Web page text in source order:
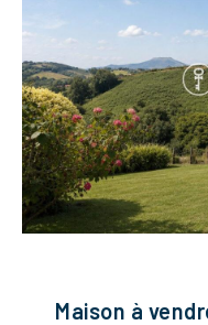
Maison à